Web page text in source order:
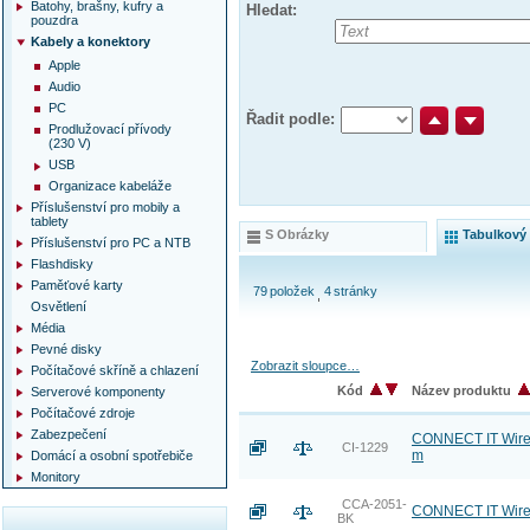
Hledat:
Řadit podle:
S Obrázky Tabulkový
79položek 4stránky
Zobrazit sloupce…
Kód
Název produktu
CI-1229
CONNECT IT
m
CCA-2051-
BK
CONNECT IT
Batohy, brašny, kufry a
pouzdra
Kabely a konektory
Apple
Audio
PC
Prodlužovací přívody
(230 V)
USB
Organizace kabeláže
Příslušenství pro mobily a
tablety
Příslušenství pro PC a NTB
Flashdisky
Paměťové karty
Osvětlení
Média
Pevné disky
Počítačové skříně a chlazení
Serverové komponenty
Počítačové zdroje
Zabezpečení
Domácí a osobní spotřebiče
Monitory